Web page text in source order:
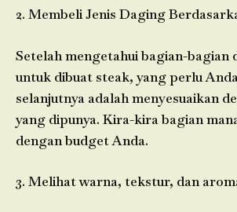
2. Membeli Jenis Daging
Setelah mengetahui bagian-bagian
untuk dibuat steak, yang perlu
selanjutnya adalah menyesuaikan
yang dipunya. Kira-kira bagian
dengan budget Anda.
3. Melihat warna, tekstur, dan